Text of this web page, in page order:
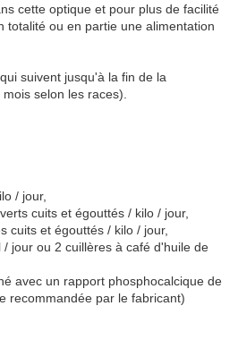
cette optique et pour plus de facilité
totalité ou en partie une alimentation
suivent jusqu'à la fin de la
selon les races).
/ jour,
cuits et égouttés / kilo / jour,
cuits et égouttés / kilo / jour,
jour ou 2 cuillères à café d'huile de
avec un rapport phosphocalcique de
recommandée par le fabricant)